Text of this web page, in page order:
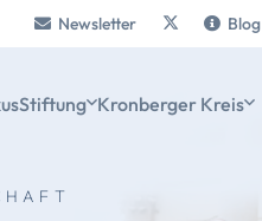
Newsletter Blog
Stiftung Kronberger Kreis